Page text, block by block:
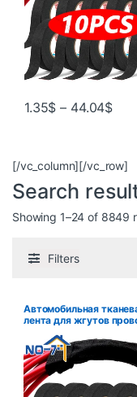
1.35$ – 44.04$
[/vc_column][/vc_row]
Search
Showing 1–24 of 8849
Filters
Автомобильная
лента для жгутов
термостойкая
водонепроницаемая
изоляционная
лента, черная
самоклеящаяся
лента